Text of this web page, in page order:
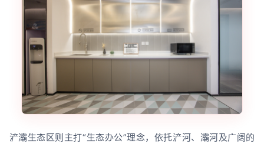
浐灞生态区则主打“生态办公”理念，依托浐河、灞河及广阔的